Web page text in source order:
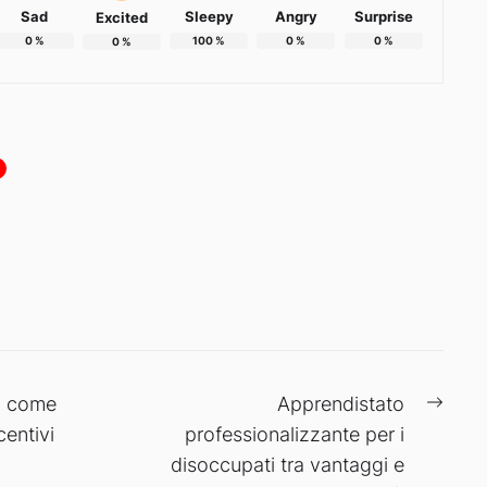
Sad
0%
Excited
0%
Sleepy
100%
Angry
0%
Surprise
0%
come
Next
Apprendistato
professionalizzante per i
disoccupati tra vantaggi e